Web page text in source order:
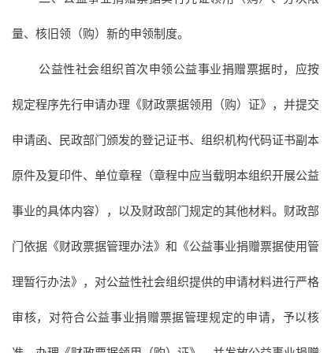
量、核旧领（购）新的申领制度。
公益性社会组织首次申领公益事业捐赠票据时，应按
规定程序先行申请办理《财政票据领用（购）证》，并提交
申请函、民政部门颁发的登记证书、组织机构代码证书副本
原件及复印件、单位章程（章程中应当载明本组织开展公益
事业的具体内容），以及财政部门规定的其他材料。财政部
门依据《财政票据管理办法》和《公益事业捐赠票据使用管
理暂行办法》，对公益性社会组织提供的申请材料进行严格
审核，对符合公益事业捐赠票据管理规定的申请，予以核